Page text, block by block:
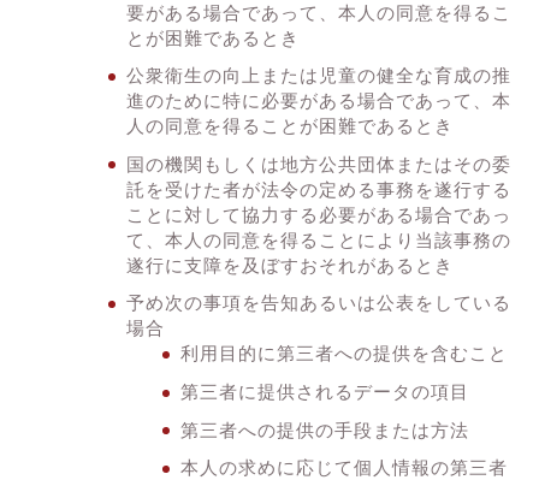
要がある場合であって、本人の同意を得るこ
とが困難であるとき
公衆衛生の向上または児童の健全な育成の推
進のために特に必要がある場合であって、本
人の同意を得ることが困難であるとき
国の機関もしくは地方公共団体またはその委
託を受けた者が法令の定める事務を遂行する
ことに対して協力する必要がある場合であっ
て、本人の同意を得ることにより当該事務の
遂行に支障を及ぼすおそれがあるとき
予め次の事項を告知あるいは公表をしている
場合
利用目的に第三者への提供を含むこと
第三者に提供されるデータの項目
第三者への提供の手段または方法
本人の求めに応じて個人情報の第三者